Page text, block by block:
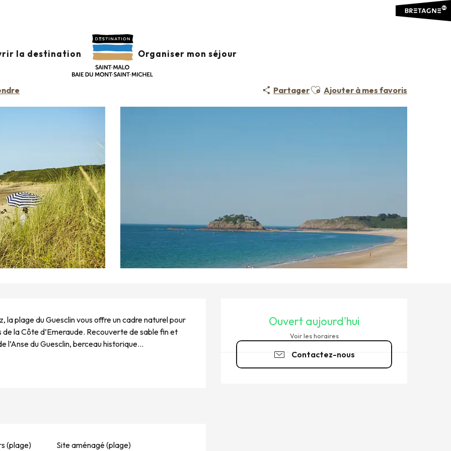
la destination Organiser mon séjour
PartagerAjouter aux favoris
Ajouter à mes favoris
Ouvert aujourd'hui
Voir les horaires
Contactez-nous
la plage du Guesclin vous offre un cadre naturel pour
de la Côte d’Emeraude. Recouverte de sable fin et
l’Anse du Guesclin, berceau historique...
(plage) Site aménagé (plage)